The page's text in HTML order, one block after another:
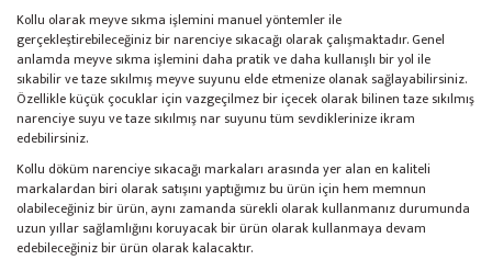
Kollu olarak meyve sıkma işlemini manuel yöntemler ile
gerçekleştirebileceğiniz bir narenciye sıkacağı olarak çalışmaktadır. Genel
anlamda meyve sıkma işlemini daha pratik ve daha kullanışlı bir yol ile
sıkabilir ve taze sıkılmış meyve suyunu elde etmenize olanak sağlayabilirsiniz.
Özellikle küçük çocuklar için vazgeçilmez bir içecek olarak bilinen taze sıkılmış
narenciye suyu ve taze sıkılmış nar suyunu tüm sevdiklerinize ikram
edebilirsiniz.
Kollu döküm narenciye sıkacağı markaları arasında yer alan en kaliteli
markalardan biri olarak satışını yaptığımız bu ürün için hem memnun
olabileceğiniz bir ürün, aynı zamanda sürekli olarak kullanmanız durumunda
uzun yıllar sağlamlığını koruyacak bir ürün olarak kullanmaya devam
edebileceğiniz bir ürün olarak kalacaktır.